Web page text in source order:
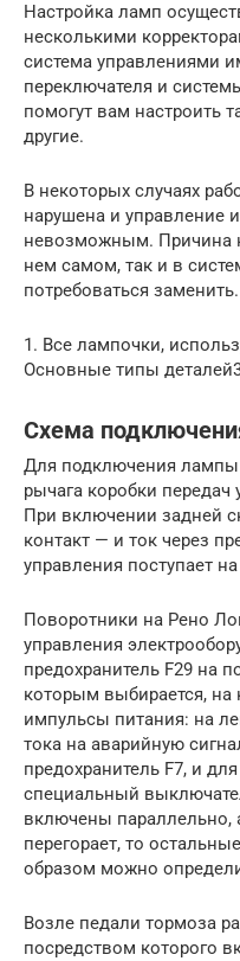
Настройка ламп
несколькими
система управлениями
переключателя и
помогут вам настроить
другие.
В некоторых случаях
нарушена и управление
невозможным. Причина
нем самом, так и в
потребоваться заменить.
1. Все лампочки,
Основные типы
Схема
Для подключения лампы
рычага коробки передач
При включении задней
контакт — и ток через
управления поступает
Поворотники на Рено
управления
предохранитель F29 на
которым выбирается, на
импульсы питания: на
тока на аварийную
предохранитель F7, и
специальный
включены параллельно,
перегорает, то
образом можно
Возле педали тормоза
посредством которого